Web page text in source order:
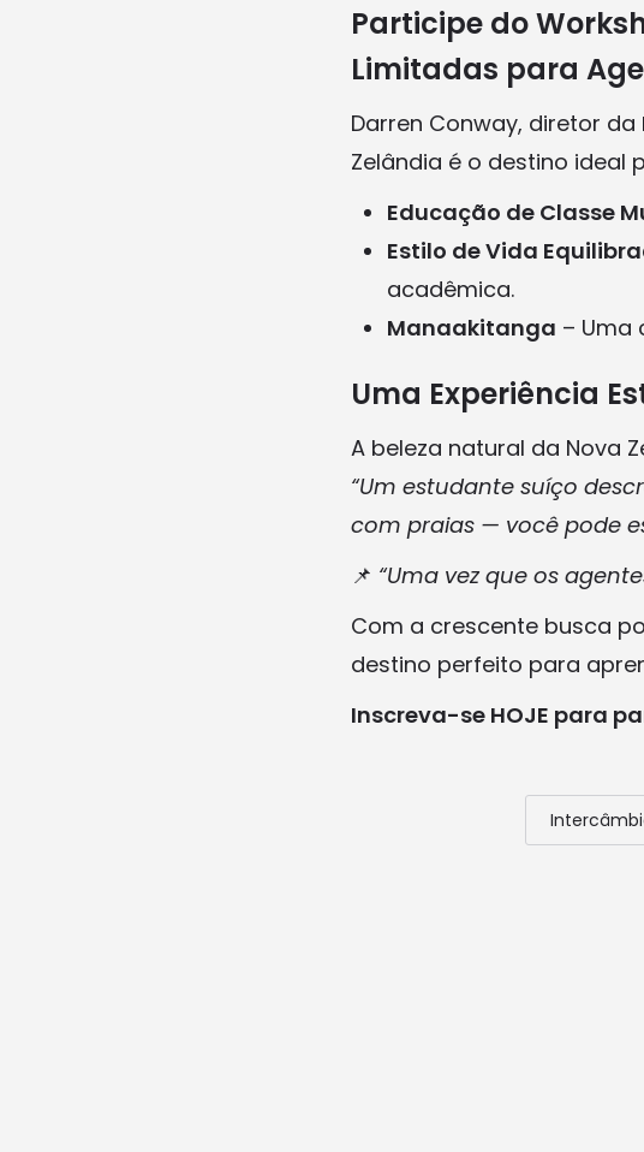
Participe do
Limitadas para
Darren Conway, diretor da
Zelândia é o destino ideal
Educação de Classe
Estilo de Vida
acadêmica.
Manaakitanga – Uma
Uma Experiência
A beleza natural da Nova
“Um estudante suíço
com praias — você pode
📌 “Uma vez que os
Com a crescente busca
destino perfeito para
Inscreva-se HOJE para